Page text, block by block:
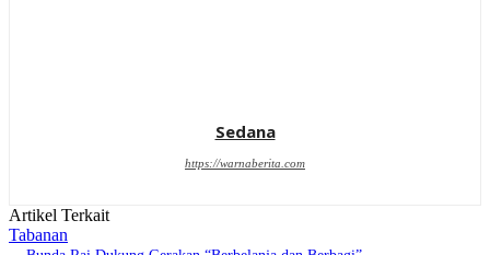
Sedana
https://warnaberita.com
Artikel Terkait
Tabanan